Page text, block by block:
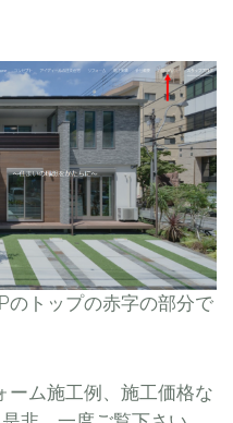
のトップの赤字の部分で
ーム施工例、施工価格な